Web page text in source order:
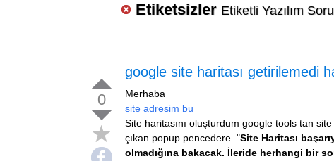
Etiketsizler Etiketli Yazılım
0
google site haritası getirilemedi
Merhaba
site adresim bu
Site haritasını oluşturdum google tools tan
çıkan popup pencedere "Site Haritası
olmadığına bakacak. İleride herhangi bir